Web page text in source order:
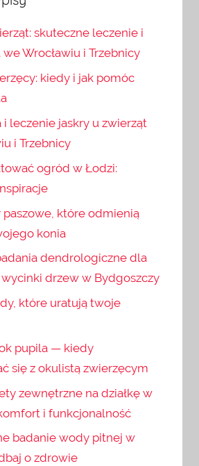
skuteczne leczenie i
Wrocławiu i Trzebnicy
kiedy i jak pomóc
i leczenie jaskry u zwierząt
i Trzebnicy
ogród w Łodzi:
które odmienią
konia
dendrologiczne dla
drzew w Bydgoszczy
które uratują twoje
pupila — kiedy
się z okulistą zwierzęcym
zewnętrzne na działkę w
i funkcjonalność
badanie wody pitnej w
o zdrowie